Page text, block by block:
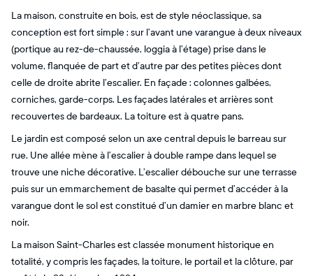
La maison, construite en bois, est de style néoclassique, sa
conception est fort simple : sur l’avant une varangue à deux niveaux
(portique au rez-de-chaussée, loggia à l’étage) prise dans le
volume, flanquée de part et d’autre par des petites pièces dont
celle de droite abrite l’escalier. En façade : colonnes galbées,
corniches, garde-corps. Les façades latérales et arrières sont
recouvertes de bardeaux. La toiture est à quatre pans.
Le jardin est composé selon un axe central depuis le barreau sur
rue. Une allée mène à l’escalier à double rampe dans lequel se
trouve une niche décorative. L’escalier débouche sur une terrasse
puis sur un emmarchement de basalte qui permet d’accéder à la
varangue dont le sol est constitué d’un damier en marbre blanc et
noir.
La maison Saint-Charles est classée monument historique en
totalité, y compris les façades, la toiture, le portail et la clôture, par